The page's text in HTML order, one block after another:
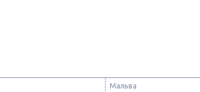
Мальва